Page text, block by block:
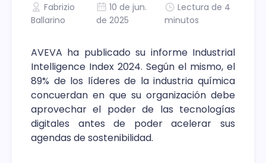
Fabrizio
Ballarino
10 de jun.
de 2025
Lectura de 4
minutos
AVEVA ha publicado su informe Industrial
Intelligence Index 2024. Según el mismo, el
89% de los líderes de la industria química
concuerdan en que su organización debe
aprovechar el poder de las tecnologías
digitales antes de poder acelerar sus
agendas de sostenibilidad.